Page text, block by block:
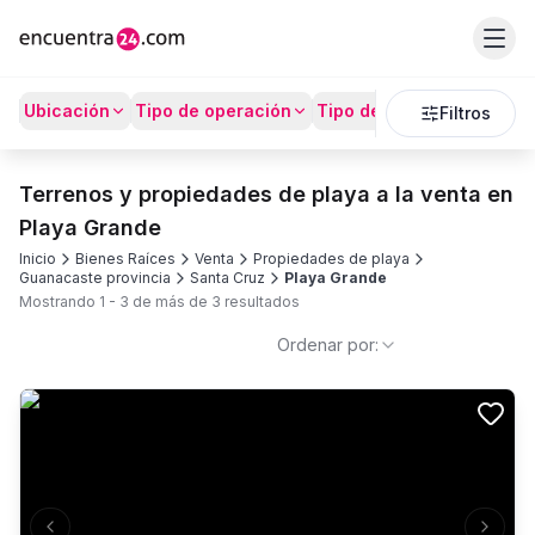
Ubicación Tipo de operación Tipo de Propiedad
Filtros
Terrenos y propiedades de playa a la venta en
Playa Grande
Inicio Bienes Raíces Venta
Propiedades de playa
Guanacaste provincia
Santa Cruz
Playa Grande
Mostrando 1 - 3 de más de 3 resultados
Ordenar por: